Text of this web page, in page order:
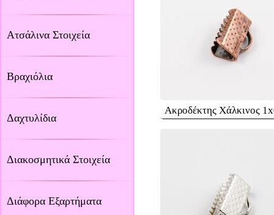
Ατσάλινα Στοιχεία
Βραχιόλια
Δαχτυλίδια
Διακοσμητικά Στοιχεία
Διάφορα Εξαρτήματα
Ακροδέκτης Χάλκινος